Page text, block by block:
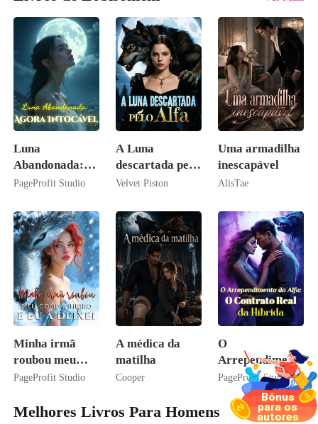
Bônus
para os
autores
Luna
Abandonada:
Agora Intocável
PageProfit Studio
A Luna
descartada pelo
Alfa
Velvet Piston
Uma armadilha
inescapável
AlisTae
Minha irmã
roubou meu
companheiro e
PageProfit Studio
A médica da
matilha
Cooper
O
Arrependiment
o do Alfa: O
Contrato Real
da Híbrida
PageProfit Studio
Melhores Livros Para Homens Ver Mais